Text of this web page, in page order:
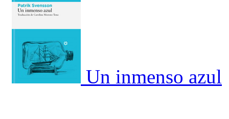
Un inmenso azul